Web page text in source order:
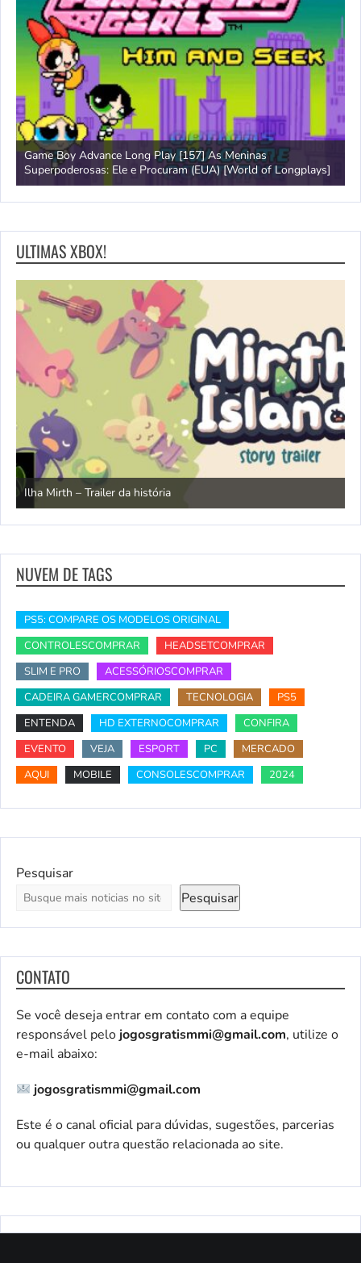
Game Boy Advance Long Play [157] As Meninas
Superpoderosas: Ele e Procuram (EUA) [World of Longplays]
ULTIMAS XBOX!
Ilha Mirth – Trailer da história
NUVEM DE TAGS
PS5: COMPARE OS MODELOS ORIGINAL
CONTROLESCOMPRAR
HEADSETCOMPRAR
SLIM E PRO
ACESSÓRIOSCOMPRAR
CADEIRA GAMERCOMPRAR
TECNOLOGIA
PS5
ENTENDA
HD EXTERNOCOMPRAR
CONFIRA
EVENTO
VEJA ESPORT PC
MERCADO
AQUI
MOBILE CONSOLESCOMPRAR 2024
Pesquisar
Pesquisar
CONTATO
Se você deseja entrar em contato com a equipe
responsável pelo jogosgratismmi@gmail.com, utilize o
e-mail abaixo:
jogosgratismmi@gmail.com
Este é o canal oficial para dúvidas, sugestões, parcerias
ou qualquer outra questão relacionada ao site.